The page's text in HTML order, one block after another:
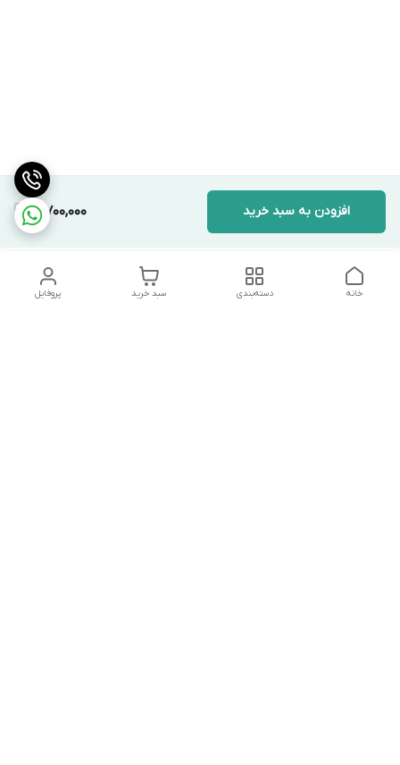
3,700,000 افزودن به سبد خرید
پروفایل سبد خرید دسته‌بندی خانه